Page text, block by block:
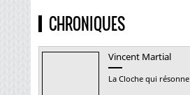
CHRONIQUES
Vincent Martial
La Cloche qui résonne